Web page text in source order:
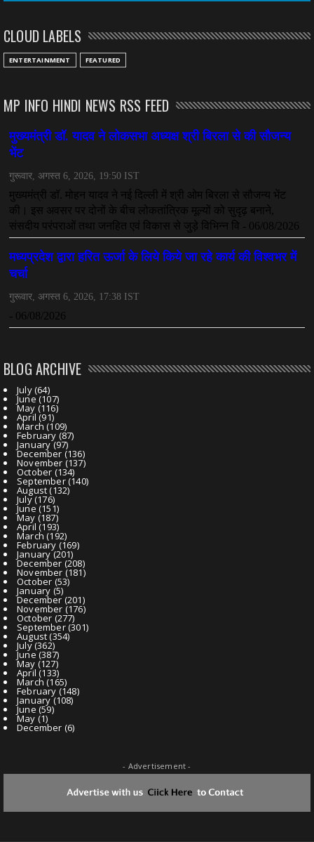
July 08, 2026
CHHATTISGARH
महादेव ऐप केस में बड़ा एक्शन, सौरभ चंद्राकर हिरासत में
CHHATTISGARH
तीजन बाई को याद करेगा छत्तीसगढ़ का लोक कला जगत
July 07, 2026
CLOUD LABELS
ENTERTAINMENT FEATURED
MP INFO HINDI NEWS RSS FEED
BLOG ARCHIVE
July(64)
June(107)
May (116)
April (91)
March (109)
February (87)
January(97)
December (136)
November (137)
October (134)
September(140)
August(132)
July(176)
June(151)
May (187)
April (193)
March (192)
February (169)
January(201)
December (208)
November (181)
October (53)
January (5)
December(201)
November (176)
October (277)
September(301)
August(354)
July(362)
June(387)
May (127)
April (133)
March (165)
February (148)
January(108)
June (59)
May (1)
December (6)
- Advertisement -